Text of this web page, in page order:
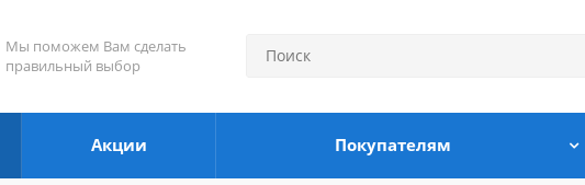
Мы поможем Вам сделать
правильный выбор
Акции Покупателям